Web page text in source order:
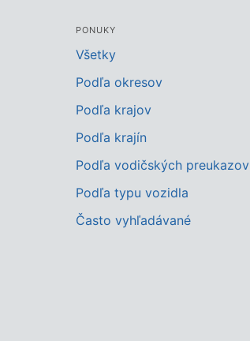
PONUKY
Všetky
Podľa okresov
Podľa krajov
Podľa krajín
Podľa vodičských preukazov
Podľa typu vozidla
Často vyhľadávané